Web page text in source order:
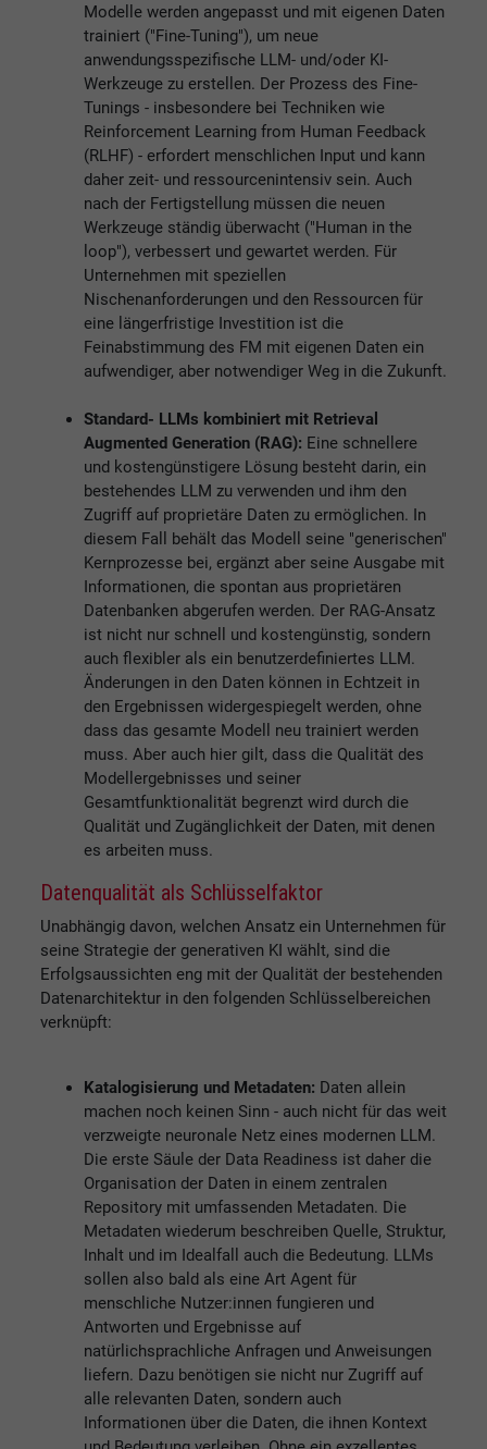
Modelle werden angepasst und mit eigenen Daten
trainiert ("Fine-Tuning"), um neue
anwendungsspezifische LLM- und/oder KI-
Werkzeuge zu erstellen. Der Prozess des Fine-
Tunings - insbesondere bei Techniken wie
Reinforcement Learning from Human Feedback
(RLHF) - erfordert menschlichen Input und kann
daher zeit- und ressourcenintensiv sein. Auch
nach der Fertigstellung müssen die neuen
Werkzeuge ständig überwacht ("Human in the
loop"), verbessert und gewartet werden. Für
Unternehmen mit speziellen
Nischenanforderungen und den Ressourcen für
eine längerfristige Investition ist die
Feinabstimmung des FM mit eigenen Daten ein
aufwendiger, aber notwendiger Weg in die Zukunft.
Standard- LLMs kombiniert mit Retrieval
Augmented Generation (RAG): Eine schnellere
und kostengünstigere Lösung besteht darin, ein
bestehendes LLM zu verwenden und ihm den
Zugriff auf proprietäre Daten zu ermöglichen. In
diesem Fall behält das Modell seine "generischen"
Kernprozesse bei, ergänzt aber seine Ausgabe mit
Informationen, die spontan aus proprietären
Datenbanken abgerufen werden. Der RAG-Ansatz
ist nicht nur schnell und kostengünstig, sondern
auch flexibler als ein benutzerdefiniertes LLM.
Änderungen in den Daten können in Echtzeit in
den Ergebnissen widergespiegelt werden, ohne
dass das gesamte Modell neu trainiert werden
muss. Aber auch hier gilt, dass die Qualität des
Modellergebnisses und seiner
Gesamtfunktionalität begrenzt wird durch die
Qualität und Zugänglichkeit der Daten, mit denen
es arbeiten muss.
Datenqualität als Schlüsselfaktor
Unabhängig davon, welchen Ansatz ein Unternehmen für
seine Strategie der generativen KI wählt, sind die
Erfolgsaussichten eng mit der Qualität der bestehenden
Datenarchitektur in den folgenden Schlüsselbereichen
verknüpft:
Katalogisierung und Metadaten: Daten allein
machen noch keinen Sinn - auch nicht für das weit
verzweigte neuronale Netz eines modernen LLM.
Die erste Säule der Data Readiness ist daher die
Organisation der Daten in einem zentralen
Repository mit umfassenden Metadaten. Die
Metadaten wiederum beschreiben Quelle, Struktur,
Inhalt und im Idealfall auch die Bedeutung. LLMs
sollen also bald als eine Art Agent für
menschliche Nutzer:innen fungieren und
Antworten und Ergebnisse auf
natürlichsprachliche Anfragen und Anweisungen
liefern. Dazu benötigen sie nicht nur Zugriff auf
alle relevanten Daten, sondern auch
Informationen über die Daten, die ihnen Kontext